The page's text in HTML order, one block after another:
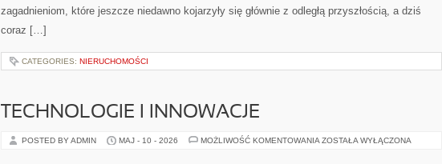
zagadnieniom, które jeszcze niedawno kojarzyły się głównie z odległą przyszłością, a dziś
coraz […]
CATEGORIES: NIERUCHOMOŚCI
TECHNOLOGIE I INNOWACJE
POSTED BY ADMIN MAJ - 10 - 2026 MOŻLIWOŚĆ KOMENTOWANIA TECHNOLOGIE
ZOSTAŁA WYŁĄCZONA